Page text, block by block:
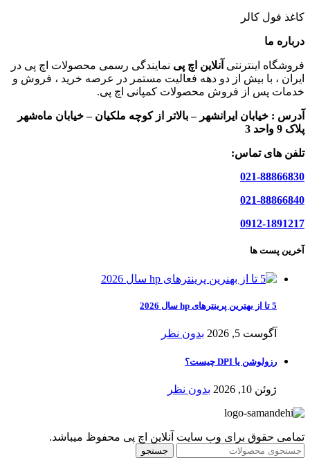
کاغذ فول کالر
درباره ما
فروشگاه اینترنتی آنلاین اچ پی نمایندگی رسمی محصولات اچ پی در
ایران ، با بیش از دو دهه فعالیت مستمر در عرصه خرید ، فروش و
خدمات پس از فروش محصولات کمپانی اچ پی.
آدرس : خیابان ایرانشهر – بالاتر از کوچه ملکیان – خیابان ماه‌شهر
پلاک 9 واحد 3
تلفن های تماس:
021-88866830
021-88866840
0912-1891217
آخرین پست ها
5 تا از بهترین پرینترهای hp سال 2026
آگوست 5, 2026 بدون نظر
رزولوشن یا DPI چیست؟
ژوئن 10, 2026 بدون نظر
تمامی حقوق برای وب سایت آنلاین اچ پی محفوظ میباشد.
جستجو